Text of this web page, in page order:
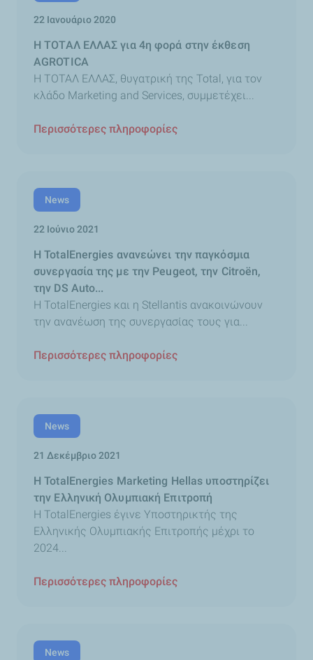
22 Ιανουάριο 2020
Η ΤΟΤΑΛ ΕΛΛΑΣ για 4η φορά στην έκθεση
AGROTICA
Η ΤΟΤΑΛ ΕΛΛΑΣ, θυγατρική της Total, για τον
κλάδο Marketing and Services, συμμετέχει...
Περισσότερες πληροφορίες
News
22 Ιούνιο 2021
Η TotalEnergies ανανεώνει την παγκόσμια
συνεργασία της με την Peugeot, την Citroën,
την DS Auto...
Η TotalEnergies και η Stellantis ανακοινώνουν
την ανανέωση της συνεργασίας τους για...
Περισσότερες πληροφορίες
News
21 Δεκέμβριο 2021
Η TotalEnergies Marketing Hellas υποστηρίζει
την Ελληνική Ολυμπιακή Επιτροπή
Η TotalEnergies έγινε Υποστηρικτής της
Ελληνικής Ολυμπιακής Επιτροπής μέχρι το
2024...
Περισσότερες πληροφορίες
News